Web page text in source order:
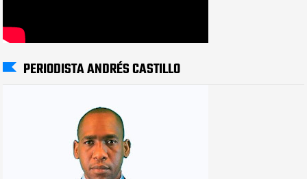
PERIODISTA ANDRÉS CASTILLO